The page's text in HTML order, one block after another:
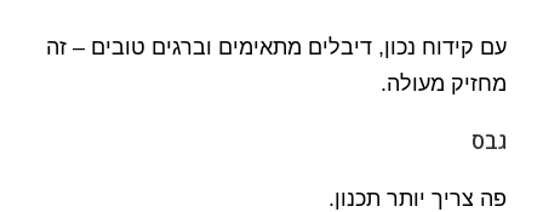
עם קידוח נכון, דיבלים מתאימים וברגים טובים – זה
מחזיק מעולה.
גבס
פה צריך יותר תכנון.